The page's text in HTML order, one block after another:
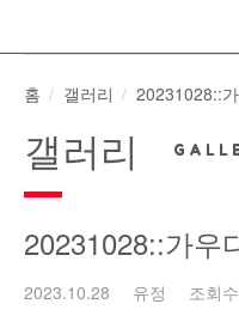
content
홈
갤러리 20231028::
갤러리
20231028::가우
2023.10.28 유정 조회